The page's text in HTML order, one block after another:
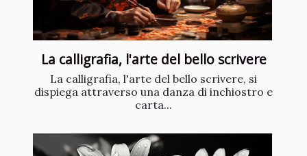
La calligrafia, l'arte del bello scrivere
La calligrafia, l'arte del bello scrivere, si
dispiega attraverso una danza di inchiostro e
carta...